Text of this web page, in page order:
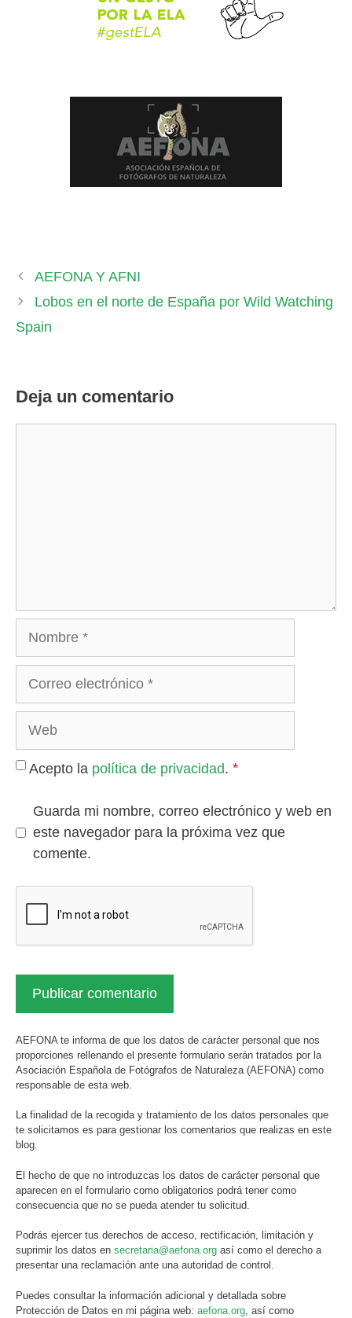
AEFONA Y AFNI
Lobos en el norte de España por Wild Watching
Spain
Deja un comentario
Nombre
Acepto la política de privacidad. *
Guarda mi nombre, correo electrónico y web en
este navegador para la próxima vez que
comente.
AEFONA te informa de que los datos de carácter personal que nos
proporciones rellenando el presente formulario serán tratados por la
Asociación Española de Fotógrafos de Naturaleza (AEFONA) como
responsable de esta web.
La finalidad de la recogida y tratamiento de los datos personales que
te solicitamos es para gestionar los comentarios que realizas en este
blog.
El hecho de que no introduzcas los datos de carácter personal que
aparecen en el formulario como obligatorios podrá tener como
consecuencia que no se pueda atender tu solicitud.
Podrás ejercer tus derechos de acceso, rectificación, limitación y
suprimir los datos en secretaria@aefona.org así como el derecho a
presentar una reclamación ante una autoridad de control.
Puedes consultar la información adicional y detallada sobre
Protección de Datos en mi página web: aefona.org , así como